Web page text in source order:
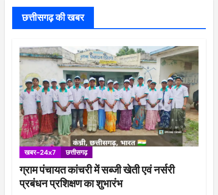
छत्तीसगढ़ की खबर
खबर-24x7 छत्तीसगढ़
ग्राम पंचायत कांचरी में सब्जी खेती एवं नर्सरी
प्रबंधन प्रशिक्षण का शुभारंभ